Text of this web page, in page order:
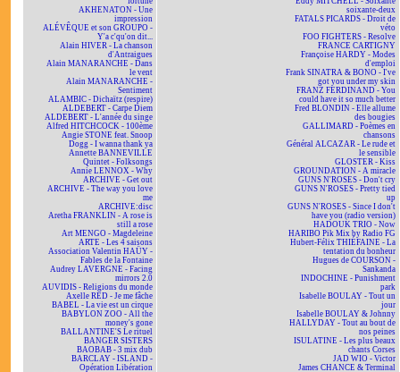
AKHENATON - Une
impression
ALÉVÊQUE et son GROUPO -
Y'a c'qu'on dit...
Alain HIVER - La chanson
d'Antraigues
Alain MANARANCHE - Dans
le vent
Alain MANARANCHE -
Sentiment
ALAMBIC - Dichaïtz (respire)
ALDEBERT - Carpe Diem
ALDEBERT - L'année du singe
Alfred HITCHCOCK - 100ème
Angie STONE feat. Snoop
Dogg - I wanna thank ya
Annette BANNEVILLE
Quintet - Folksongs
Annie LENNOX - Why
ARCHIVE - Get out
ARCHIVE - The way you love
me
ARCHIVE:disc
Aretha FRANKLIN - A rose is
still a rose
Art MENGO - Magdeleine
ARTE - Les 4 saisons
Association Valentin HAÜY -
Fables de la Fontaine
Audrey LAVERGNE - Facing
mirrors 2.0
AUVIDIS - Religions du monde
Axelle RED - Je me fâche
BABEL - La vie est un cirque
BABYLON ZOO - All the
money's gone
BALLANTINE'S Le rituel
BANGER SISTERS
BAOBAB - 3 mix dub
BARCLAY - ISLAND -
Opération Libération
soixante-deux
FATALS PICARDS - Droit de
véto
FOO FIGHTERS - Resolve
FRANCE CARTIGNY
Françoise HARDY - Modes
d'emploi
Frank SINATRA & BONO - I've
got you under my skin
FRANZ FERDINAND - You
could have it so much better
Fred BLONDIN - Elle allume
des bougies
GALLIMARD - Poèmes en
chansons
Général ALCAZAR - Le rude et
le sensible
GLOSTER - Kiss
GROUNDATION - A miracle
GUNS N'ROSES - Don't cry
GUNS N'ROSES - Pretty tied
up
GUNS N'ROSES - Since I don't
have you (radio version)
HADOUK TRIO - Now
HARIBO Pik Mix by Radio FG
Hubert-Félix THIÉFAINE - La
tentation du bonheur
Hugues de COURSON -
Sankanda
INDOCHINE - Punishment
park
Isabelle BOULAY - Tout un
jour
Isabelle BOULAY & Johnny
HALLYDAY - Tout au bout de
nos peines
ISULATINE - Les plus beaux
chants Corses
JAD WIO - Victor
James CHANCE & Terminal